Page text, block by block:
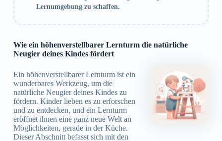
Lernumgebung zu schaffen.
Wie ein höhenverstellbarer Lernturm die natürliche
Neugier deines Kindes fördert
Ein höhenverstellbarer Lernturm ist ein
wunderbares Werkzeug, um die
natürliche Neugier deines Kindes zu
fördern. Kinder lieben es zu erforschen
und zu entdecken, und ein Lernturm
eröffnet ihnen eine ganz neue Welt an
Möglichkeiten, gerade in der Küche.
Dieser Abschnitt befasst sich mit den